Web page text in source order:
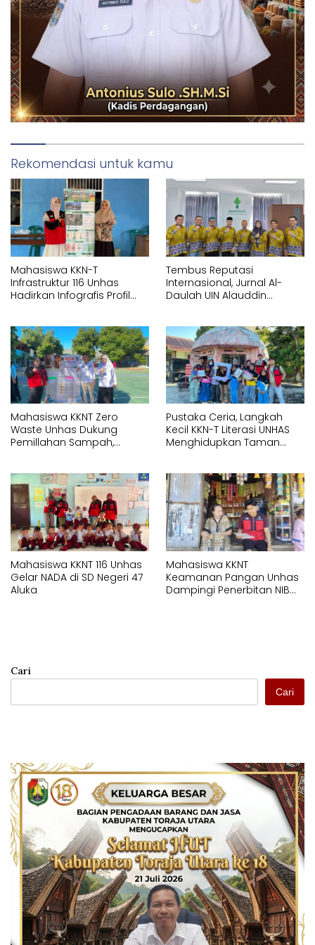
Rekomendasi untuk kamu
Mahasiswa KKN-T
Infrastruktur 116 Unhas
Hadirkan Infografis Profil
Tembus Reputasi
Internasional, Jurnal Al-
Daulah UIN Alauddin
Mahasiswa KKNT Zero
Waste Unhas Dukung
Pemillahan Sampah,
Pustaka Ceria, Langkah
Kecil KKN-T Literasi UNHAS
Menghidupkan Taman
Mahasiswa KKNT 116 Unhas
Gelar NADA di SD Negeri 47
Aluka
Mahasiswa KKNT
Keamanan Pangan Unhas
Dampingi Penerbitan NIB
Cari
Cari